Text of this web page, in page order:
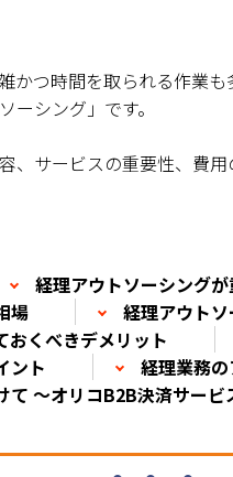
かつ時間を取られる作業
シング」です。
、サービスの重要性、費
経理アウトソーシング
場
経理アウト
おくべきデメリット
ント
経理業務
て ～オリコB2B決済サービ